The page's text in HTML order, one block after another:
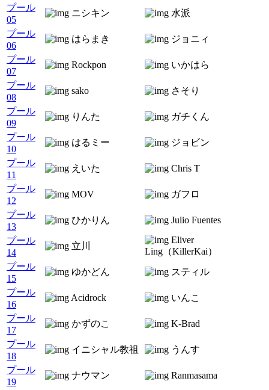
プール
05
ニシキン
水派
プール
06
はらまき
ジョニィ
プール
07
Rockpon
いかはら
プール
08
sako
さそり
プール
09
りんた
ガチくん
プール
10
はるミー
ジョビン
プール
11
えいた
Chris T
プール
12
MOV
ガフロ
プール
13
ひかりん
Julio Fuentes
プール
14
立川
Eliver
Ling（KillerKai）
プール
15
ゆかどん
スティル
プール
16
Acidrock
いんこ
プール
17
かずのこ
K-Brad
プール
18
イニシャル教祖
うんす
プール
19
ナウマン
Ranmasama